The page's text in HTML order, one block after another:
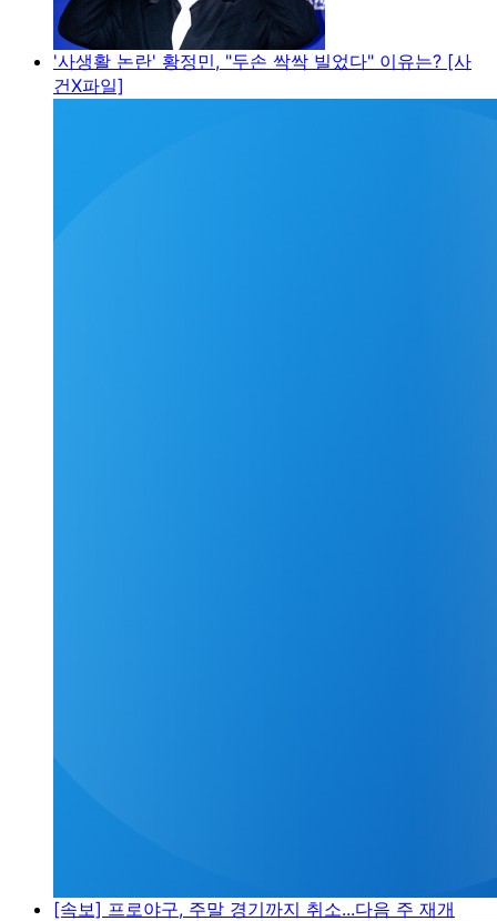
'사생활 논란' 황정민, "두손 싹싹 빌었다" 이유는? [사
건X파일]
[속보] 프로야구, 주말 경기까지 취소...다음 주 재개